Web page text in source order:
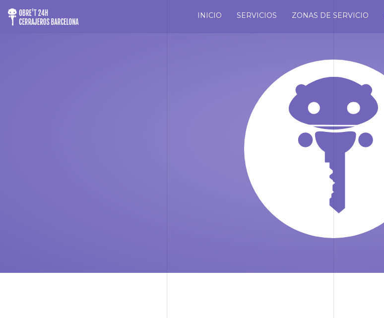
INICIO SERVICIOS ZONAS DE SERVICIO